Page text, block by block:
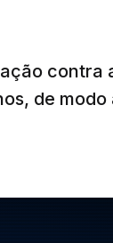
contra
de